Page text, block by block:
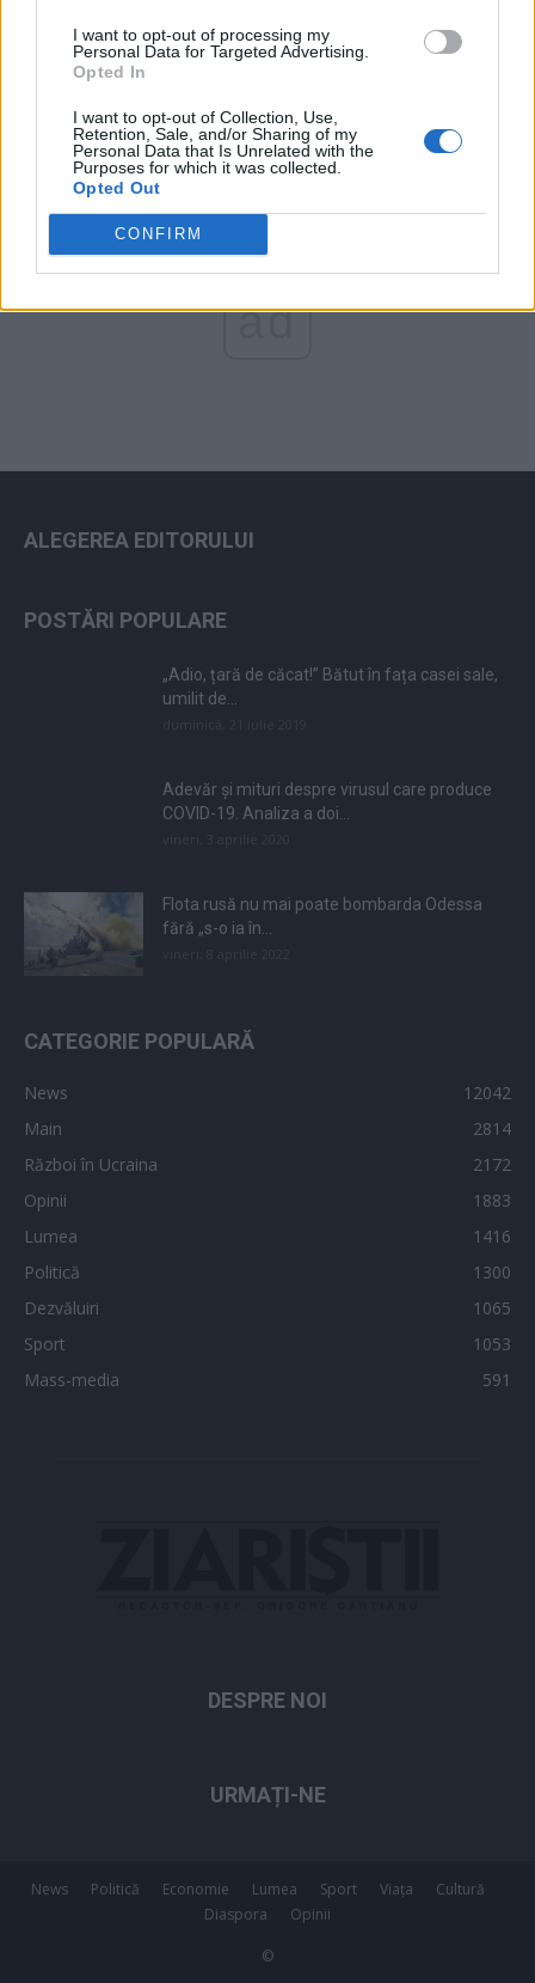
I want to opt-out of processing my
Personal Data for Targeted Advertising.
Opted In
I want to opt-out of Collection, Use,
Retention, Sale, and/or Sharing of my
Personal Data that Is Unrelated with the
Purposes for which it was collected.
Opted Out
CONFIRM
Arhiva sondajelor
ad
ALEGEREA EDITORULUI
POSTĂRI POPULARE
„Adio, țară de căcat!” Bătut în fața casei sale,
umilit de...
Adevăr și mituri despre virusul care produce
COVID-19. Analiza a doi...
Flota rusă nu mai poate bombarda Odessa
fără „s-o ia în...
CATEGORIE POPULARĂ
News
12042
Main
2814
Război în Ucraina
2172
Opinii
1883
Lumea
1416
Politică
1300
Dezvăluiri
1065
Sport
1053
Mass-media
591
DESPRE NOI
URMAȚI-NE
News Politică Economie Lumea Sport Viața
Cultură
Diaspora
Opinii
©